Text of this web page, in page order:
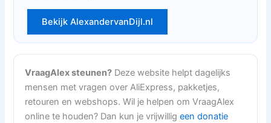
Bekijk AlexandervanDijl.nl
VraagAlex steunen? Deze website helpt dagelijks
mensen met vragen over AliExpress, pakketjes,
retouren en webshops. Wil je helpen om VraagAlex
online te houden? Dan kun je vrijwilligeen donatie